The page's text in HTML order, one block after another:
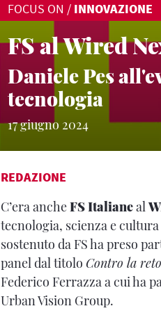
FOCUS ON / INNOVAZIONE
FS al Wired
Daniele Pes
tecnologia
17 giugno 2024
REDAZIONE
C’era ancheFS Italianeal
tecnologia, scienza e
sostenuto da FS ha preso
panel dal titolo Contro la
Federico Ferrazza a cui ha
Urban Vision Group.